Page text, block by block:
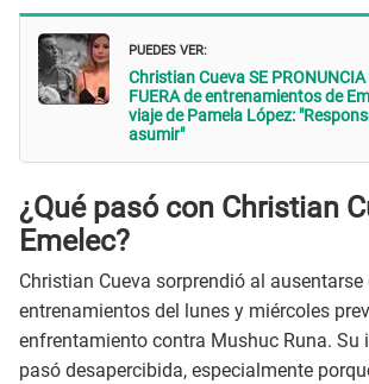
PUEDES VER:
Christian Cueva SE
FUERA de entrenamientos de
viaje de Pamela López:
asumir"
¿Qué pasó con Christian
Emelec?
Christian Cueva sorprendió al ausentarse
entrenamientos del lunes y miércoles
enfrentamiento contra Mushuc Runa. Su
pasó desapercibida, especialmente